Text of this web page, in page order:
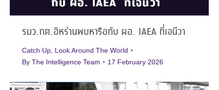
รมว.กต.อิหร่านพบหารือกับ ผอ. IAEA ที่เจนีวา
Catch Up Look Around The World
By The Intelligence Team 17 February 2026